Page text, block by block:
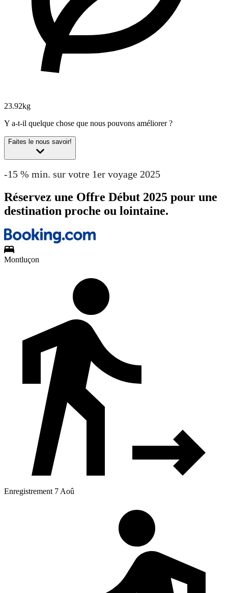
23.92kg
Y a-t-il quelque chose que nous pouvons améliorer ?
Faites le nous savoir!
-15 % min. sur votre 1er voyage 2025
Réservez une Offre Début 2025 pour une
destination proche ou lointaine.
Montluçon
Enregistrement 7 Aoû